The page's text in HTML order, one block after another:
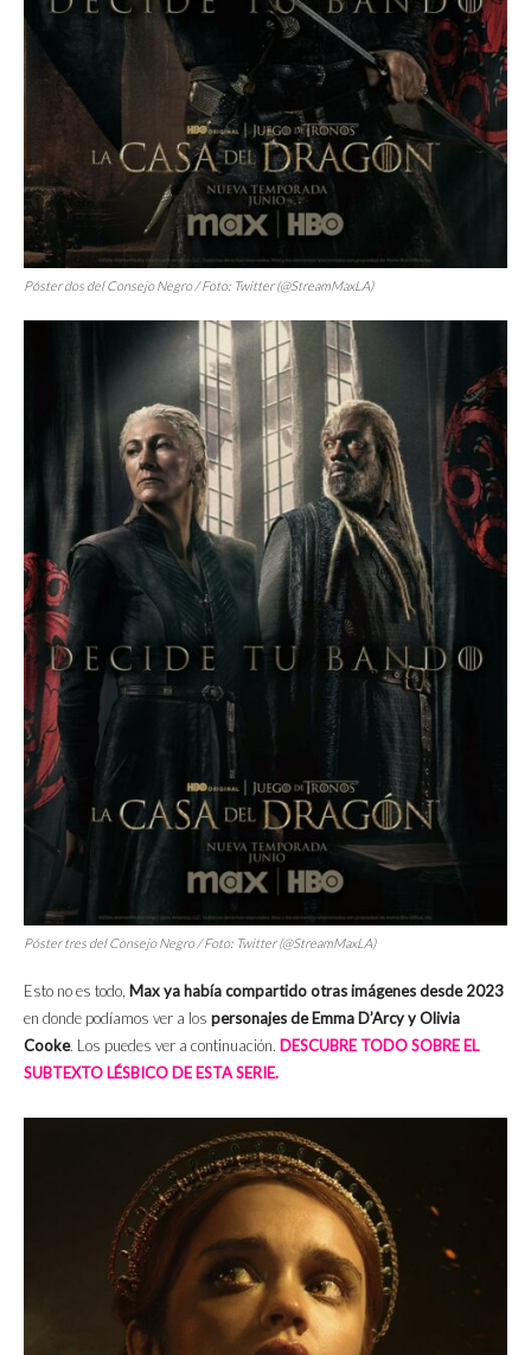
Póster dos del Consejo Negro / Foto: Twitter (@StreamMaxLA)
Póster tres del Consejo Negro / Foto: Twitter (@StreamMaxLA)
Esto no es todo, Max ya había compartido otras imágenes desde 2023
en donde podíamos ver a los personajes de Emma D’Arcy y Olivia
Cooke. Los puedes ver a continuación. DESCUBRE TODO SOBRE EL
SUBTEXTO LÉSBICO DE ESTA SERIE.